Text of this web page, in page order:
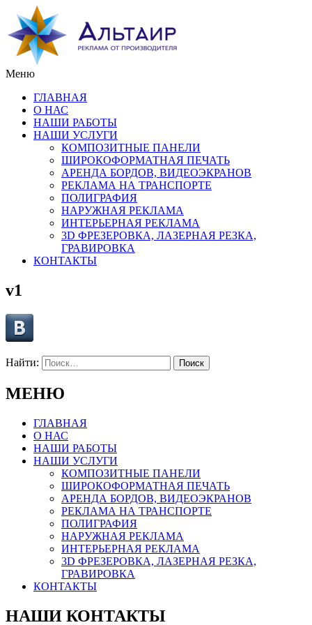
Меню
ГЛАВНАЯ
О НАС
НАШИ РАБОТЫ
НАШИ УСЛУГИ
КОМПОЗИТНЫЕ ПАНЕЛИ
ШИРОКОФОРМАТНАЯ ПЕЧАТЬ
АРЕНДА БОРДОВ, ВИДЕОЭКРАНОВ
РЕКЛАМА НА ТРАНСПОРТЕ
ПОЛИГРАФИЯ
НАРУЖНАЯ РЕКЛАМА
ИНТЕРЬЕРНАЯ РЕКЛАМА
3D ФРЕЗЕРОВКА, ЛАЗЕРНАЯ РЕЗКА,
ГРАВИРОВКА
КОНТАКТЫ
v1
Найти:
МЕНЮ
ГЛАВНАЯ
О НАС
НАШИ РАБОТЫ
НАШИ УСЛУГИ
КОМПОЗИТНЫЕ ПАНЕЛИ
ШИРОКОФОРМАТНАЯ ПЕЧАТЬ
АРЕНДА БОРДОВ, ВИДЕОЭКРАНОВ
РЕКЛАМА НА ТРАНСПОРТЕ
ПОЛИГРАФИЯ
НАРУЖНАЯ РЕКЛАМА
ИНТЕРЬЕРНАЯ РЕКЛАМА
3D ФРЕЗЕРОВКА, ЛАЗЕРНАЯ РЕЗКА,
ГРАВИРОВКА
КОНТАКТЫ
НАШИ КОНТАКТЫ